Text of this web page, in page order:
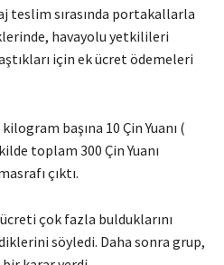
teslim sırasında portakallarla
havayolu yetkilileri
için ek ücret ödemeleri
başına 10 Çin Yuanı (
toplam 300 Çin Yuanı
çıktı.
çok fazla bulduklarını
söyledi. Daha sonra grup,